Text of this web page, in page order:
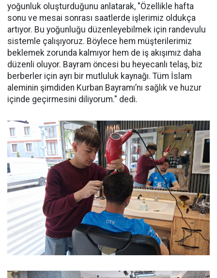
yoğunluk oluşturduğunu anlatarak, "Özellikle hafta
sonu ve mesai sonrası saatlerde işlerimiz oldukça
artıyor. Bu yoğunluğu düzenleyebilmek için randevulu
sistemle çalışıyoruz. Böylece hem müşterilerimiz
beklemek zorunda kalmıyor hem de iş akışımız daha
düzenli oluyor. Bayram öncesi bu heyecanlı telaş, biz
berberler için ayrı bir mutluluk kaynağı. Tüm İslam
aleminin şimdiden Kurban Bayramı’nı sağlık ve huzur
içinde geçirmesini diliyorum." dedi.